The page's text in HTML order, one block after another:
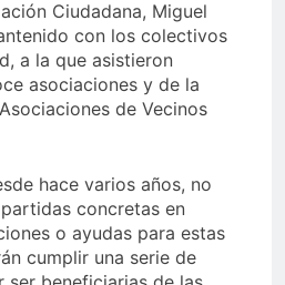
Ciudadana, Miguel
con los colectivos
a la que asistieron
asociaciones y de la
de Vecinos
hace varios años, no
concretas en
o ayudas para estas
cumplir una serie de